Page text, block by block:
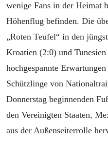
wenige Fans in der Heimat
Höhenflug befinden. Die
„Roten Teufel“ in den
Kroatien (2:0) und
hochgespannte
Schützlinge von
Donnerstag beginnenden
den Vereinigten Staaten,
aus der Außenseiterrolle